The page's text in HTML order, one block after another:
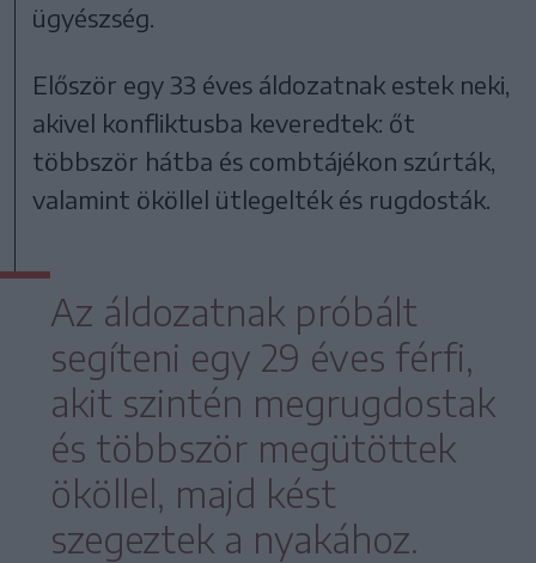
ügyészség.
Először egy 33 éves áldozatnak estek neki,
akivel konfliktusba keveredtek: őt
többször hátba és combtájékon szúrták,
valamint ököllel ütlegelték és rugdosták.
Az áldozatnak próbált
segíteni egy 29 éves férfi,
akit szintén megrugdostak
és többször megütöttek
ököllel, majd kést
szegeztek a nyakához.